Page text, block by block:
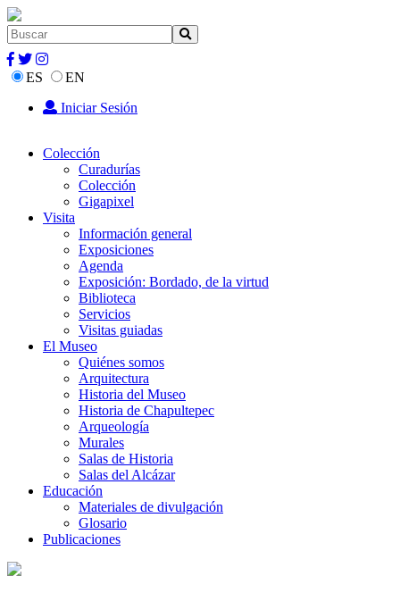
ES
EN
Iniciar Sesión
Colección
Curadurías
Colección
Gigapixel
Visita
Información general
Exposiciones
Agenda
Exposición: Bordado, de la virtud
Biblioteca
Servicios
Visitas guiadas
El Museo
Quiénes somos
Arquitectura
Historia del Museo
Historia de Chapultepec
Arqueología
Murales
Salas de Historia
Salas del Alcázar
Educación
Materiales de divulgación
Glosario
Publicaciones